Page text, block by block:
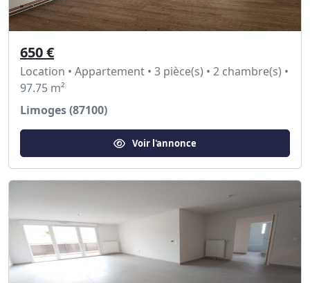
650 €
Location • Appartement • 3 pièce(s) • 2 chambre(s) •
97.75 m²
Limoges (87100)
Voir l'annonce